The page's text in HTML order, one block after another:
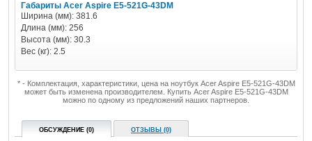
Габариты Acer Aspire E5-521G-43DM
Ширина (мм): 381.6
Длина (мм): 256
Высота (мм): 30.3
Вес (кг): 2.5
* - Комплектация, характеристики, цена на ноутбук Acer Aspire E5-521G-43DM
может быть изменена производителем. Купить Acer Aspire E5-521G-43DM
можно по одному из предложений наших партнеров.
ОБСУЖДЕНИЕ (0) ОТЗЫВЫ (0)